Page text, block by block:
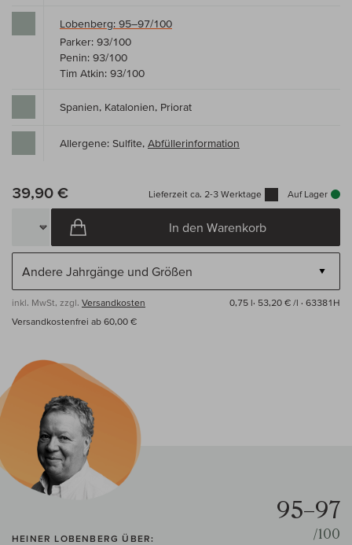
Lobenberg: 95–97/100
Parker: 93/100
Penin: 93/100
Tim Atkin: 93/100
Spanien, Katalonien, Priorat
Allergene: Sulfite, Abfüllerinformation
39,90 € Lieferzeit ca. 2-3 Werktage Auf Lager
In den Warenkorb
inkl. MwSt, zzgl. Versandkosten 0,75 l· 53,20 € /l · 63381H
Versandkostenfrei ab 60,00 €
HEINER LOBENBERG ÜBER:
95–97
/100